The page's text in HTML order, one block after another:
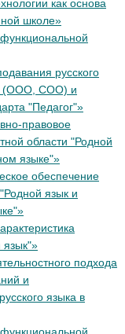
как основа
школе»
русского
(ООО, СОО) и
"Педагог"»
правовое
области "Родной
языке"»
обеспечение
язык и
язык"»
подхода
и
языка в